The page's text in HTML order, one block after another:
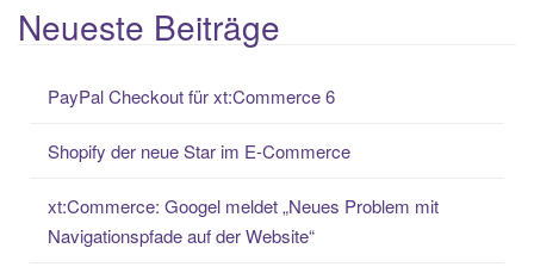
Neueste Beiträge
PayPal Checkout für xt:Commerce 6
Shopify der neue Star im E-Commerce
xt:Commerce: Googel meldet „Neues Problem mit
Navigationspfade auf der Website“